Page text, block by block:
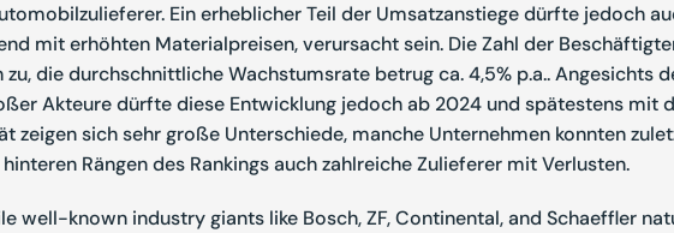
Ein erheblicher Teil der Umsatzanstiege dürfte jedoch
mit erhöhten Materialpreisen, verursacht sein. Die Zahl der
die durchschnittliche Wachstumsrate betrug ca. 4,5% p.a.. Angesichts
Akteure dürfte diese Entwicklung jedoch ab 2024 und spätestens mit
zeigen sich sehr große Unterschiede, manche Unternehmen konnten
Rängen des Rankings auch zahlreiche Zulieferer mit Verlusten.
well-known industry giants like Bosch, ZF, Continental, and Schaeffler